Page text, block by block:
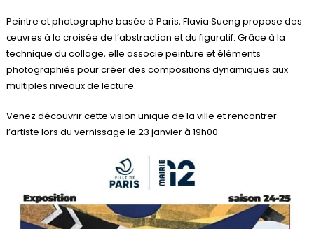
Peintre et photographe basée à Paris, Flavia Sueng propose des
œuvres à la croisée de l’abstraction et du figuratif. Grâce à la
technique du collage, elle associe peinture et éléments
photographiés pour créer des compositions dynamiques aux
multiples niveaux de lecture.
Venez découvrir cette vision unique de la ville et rencontrer
l’artiste lors du vernissage le 23 janvier à 19h00.